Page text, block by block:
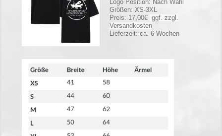
Logo Position: Nach Wahl
Größen: XS-3XL
Preis: 17,00€ ggf. zzgl.
Versandkosten
Lieferzeit: ca. 6 Wochen